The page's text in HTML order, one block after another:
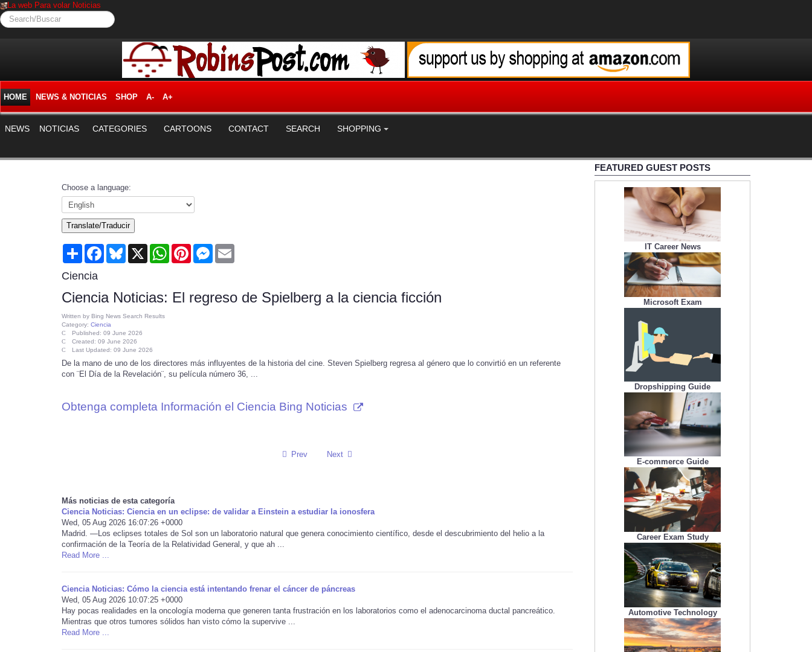
La web Para volar Noticias
Search/Buscar
HOME NEWS & NOTICIAS SHOP A- A+
NEWS NOTICIAS CATEGORIES CARTOONS CONTACT SEARCH SHOPPING
Choose a language:
Translate/Traducir
Share FacebookBluesky
X WhatsAppPinterestMessenger
Ciencia
Ciencia Noticias: El regreso de Spielberg a la ciencia ficción
Written by Bing News Search Results
Category: Ciencia
Published: 09 June 2026
Created: 09 June 2026
Last Updated: 09 June 2026
De la mano de uno de los directores más influyentes de la historia del cine. Steven Spielberg regresa al género que lo convirtió en un referente
con ¨El Día de la Revelación¨, su película número 36, ...
Obtenga completa Información el Ciencia Bing Noticias
Prev Next
Más noticias de esta categoría
Ciencia Noticias: Ciencia en un eclipse: de validar a Einstein a estudiar la ionosfera
Wed, 05 Aug 2026 16:07:26 +0000
Madrid. —Los eclipses totales de Sol son un laboratorio natural que genera conocimiento científico, desde el descubrimiento del helio a la
confirmación de la Teoría de la Relatividad General, y que ah ...
Read More ...
Ciencia Noticias: Cómo la ciencia está intentando frenar el cáncer de páncreas
Wed, 05 Aug 2026 10:07:25 +0000
Hay pocas realidades en la oncología moderna que generen tanta frustración en los laboratorios como el adenocarcinoma ductal pancreático.
Mientras que otros tumores sólidos han visto cómo la supervive ...
Read More ...
FEATURED GUEST POSTS
IT Career News
Microsoft Exam
Dropshipping Guide
E-commerce Guide
Career Exam Study
Automotive Technology